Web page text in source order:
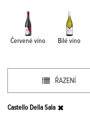
Červené víno Bílé víno
ŘAZENÍ
Castello Della Sala